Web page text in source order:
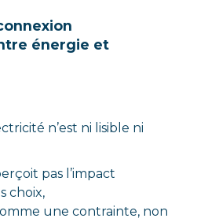
énergie et
n’est ni lisible ni
pas l’impact
choix,
une contrainte, non